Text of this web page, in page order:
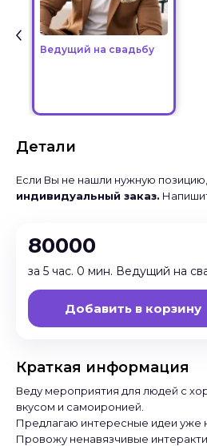
Ведущий на свадьбу
Детали
Если Вы не нашли нужную
индивидуальный заказ.
80000
за 5 час. 0 мин. Ведущий на
Добавить в корзину
Краткая информация
Веду мероприятия для людей с
вкусом и самоиронией.
Предлагаю интересные идеи уже
Провожу ненавязчивые